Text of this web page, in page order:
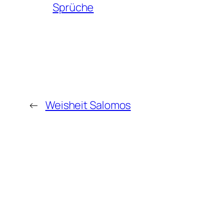
Sprüche
← Weisheit Salomos